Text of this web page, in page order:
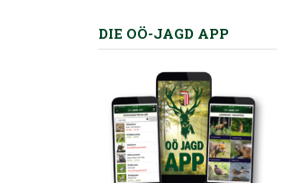
DIE OÖ-JAGD APP